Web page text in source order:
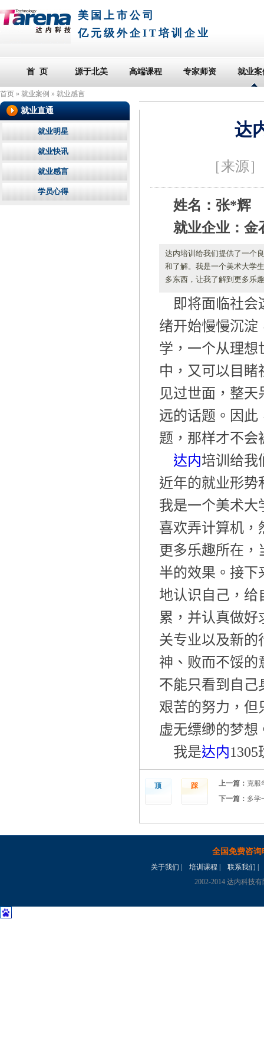
美国上市公司
亿元级外企IT培训企业
首 页 源于北美 高端课程 专家师资 就业案
首页 » 就业案例 » 就业感言
达
［来源
姓名：张*辉
就业企业：金
达内培训给我们提供了一个
和了解。我是一个美术大学
多东西，让我了解到更多乐
即将面临社
绪开始慢慢沉淀
学，一个从理想
中，又可以目睹
见过世面，整
远的话题。因此
题，那样才不会
达内培训给我
近年的就业形势
我是一个美术大
喜欢弄计算机，
更多乐趣所在，
半的效果。接下
地认识自己，给
累，并认真做好
关专业以及新的
神、败而不馁的
不能只看到自己
艰苦的努力，但
虚无缥缈的梦想
我是达内1305
顶 踩 上一篇： 克服
下一篇： 多学
就业直通
就业明星
就业快讯
就业感言
学员心得
全国免费咨询
关于我们 培训课程 联系我们
2002-2014 达内科技